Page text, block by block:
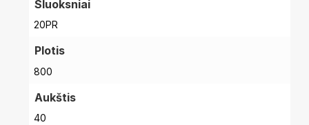
Sluoksniai
20PR
Plotis
800
Aukštis
40